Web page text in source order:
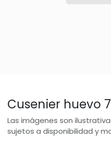
Cusenier huevo
Las imágenes son
sujetos a disponibilidad y